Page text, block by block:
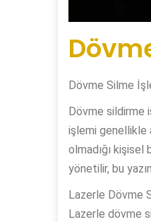
Dövme Silme
Dövme sildirme
işlemi genellikle
olmadığı kişisel
yönetilir, bu
Lazerle Dövme
Lazerle dövme